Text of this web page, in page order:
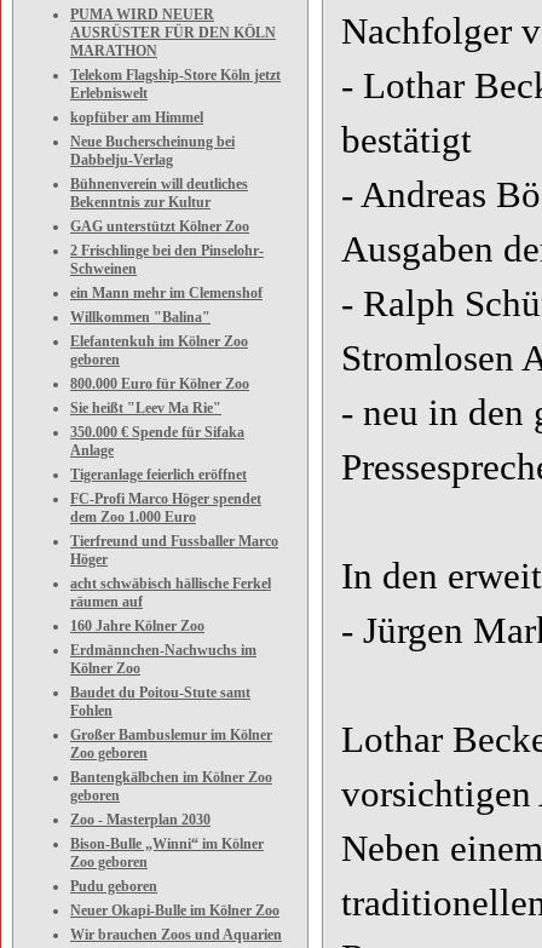
PUMA WIRD NEUER
AUSRÜSTER FÜR DEN KÖLN
MARATHON
Telekom Flagship-Store Köln jetzt
Erlebniswelt
kopfüber am Himmel
Neue Bucherscheinung bei
Dabbelju-Verlag
Bühnenverein will deutliches
Bekenntnis zur Kultur
GAG unterstützt Kölner Zoo
2 Frischlinge bei den Pinselohr-
Schweinen
ein Mann mehr im Clemenshof
Willkommen "Balina"
Elefantenkuh im Kölner Zoo
geboren
800.000 Euro für Kölner Zoo
Sie heißt "Leev Ma Rie"
350.000 € Spende für Sifaka
Anlage
Tigeranlage feierlich eröffnet
FC-Profi Marco Höger spendet
dem Zoo 1.000 Euro
Tierfreund und Fussballer Marco
Höger
acht schwäbisch hällische Ferkel
räumen auf
160 Jahre Kölner Zoo
Erdmännchen-Nachwuchs im
Kölner Zoo
Baudet du Poitou-Stute samt
Fohlen
Großer Bambuslemur im Kölner
Zoo geboren
Bantengkälbchen im Kölner Zoo
geboren
Zoo - Masterplan 2030
Bison-Bulle „Winni“ im Kölner
Zoo geboren
Pudu geboren
Neuer Okapi-Bulle im Kölner Zoo
Wir brauchen Zoos und Aquarien
Nachfolger
- Lothar
bestätigt
- Andreas
Ausgaben
- Ralph
Stromlosen
- neu in den
In den
- Jürgen
Lothar
vorsichtigen
Neben